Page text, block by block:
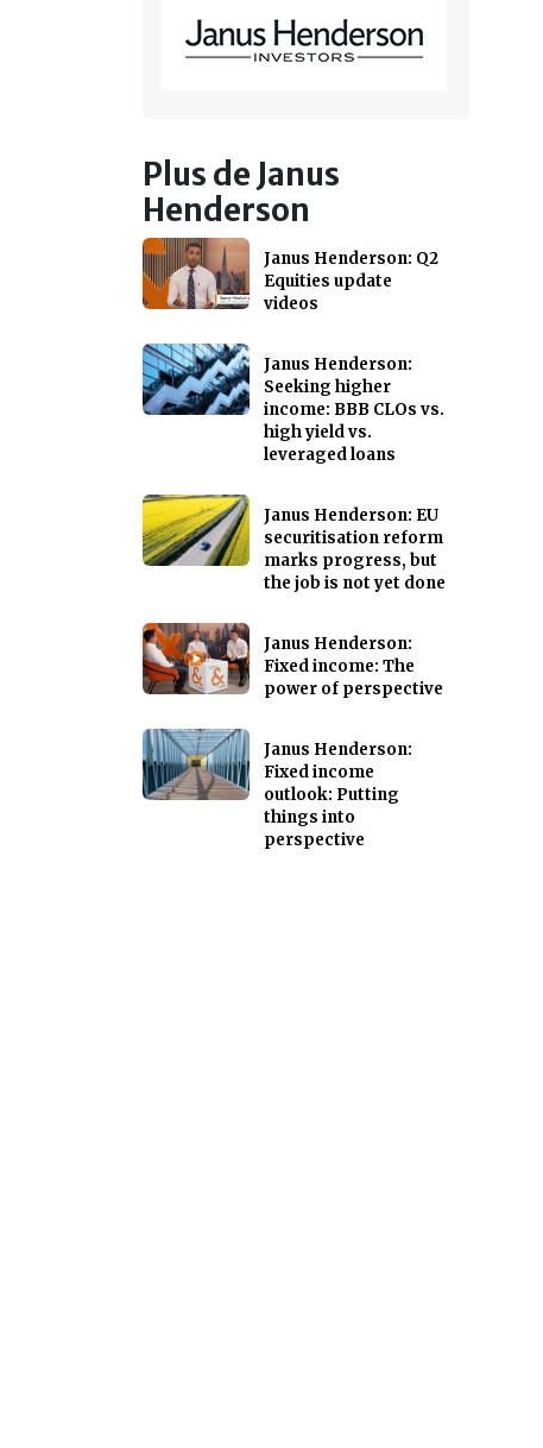
Plus de Janus
Henderson
Janus Henderson: Q2
Equities update
videos
Janus Henderson:
Seeking higher
income: BBB CLOs vs.
high yield vs.
leveraged loans
Janus Henderson: EU
securitisation reform
marks progress, but
the job is not yet done
Janus Henderson:
Fixed income: The
power of perspective
Janus Henderson:
Fixed income
outlook: Putting
things into
perspective